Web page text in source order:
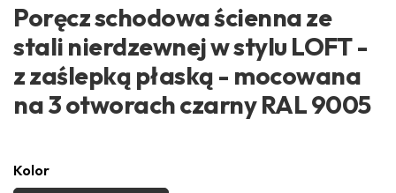
Poręcz schodowa ścienna ze
stali nierdzewnej w stylu LOFT -
z zaślepką płaską - mocowana
na 3 otworach czarny RAL 9005
Kolor